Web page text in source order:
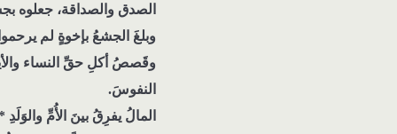
الصدق والصداقة، جعلوه
وبلغَ الجشعُ بإخوةٍ لم
وقَصصُ أكلِ حقِّ النساء
النفوسَ.
المالُ يفرِقُ بينَ الأُمِّ